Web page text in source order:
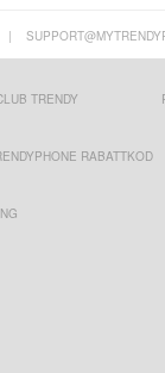
|
TRENDY
RABATTKOD